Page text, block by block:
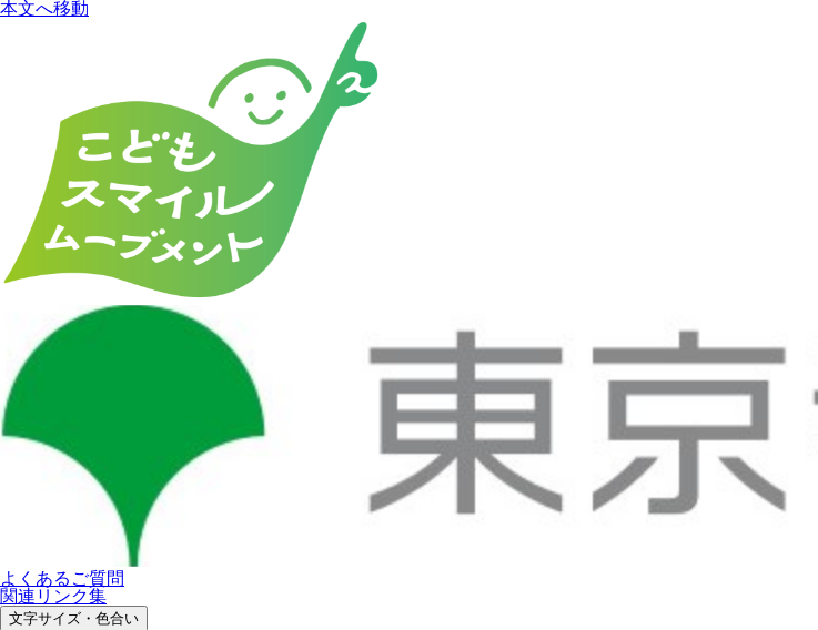
本文へ移動
よくあるご質問
関連リンク集
文字サイズ・色合い